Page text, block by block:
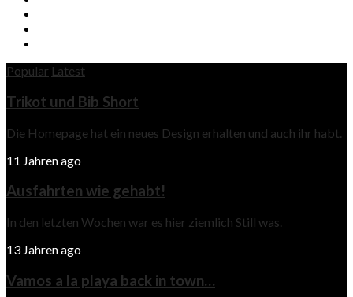
Popular Latest
Trikot und Bib Short
Die Homepage hat ein neues Design erhalten und auch ihr habt.
11 Jahren ago
Ausfahrten wie gehabt!
In den letzten Wochen war es hier ziemlich Still was.
13 Jahren ago
Vamos a la playa back in town…